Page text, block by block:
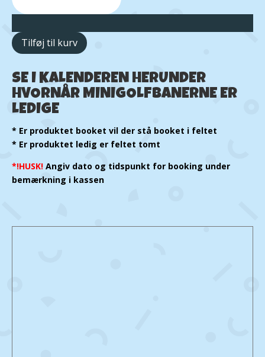
Tilføj til kurv
SE I KALENDEREN HERUNDER
HVORNÅR MINIGOLFBANERNE ER
LEDIGE
* Er produktet booket vil der stå booket i feltet
* Er produktet ledig er feltet tomt
*!HUSK! Angiv dato og tidspunkt for booking under
bemærkning i kassen